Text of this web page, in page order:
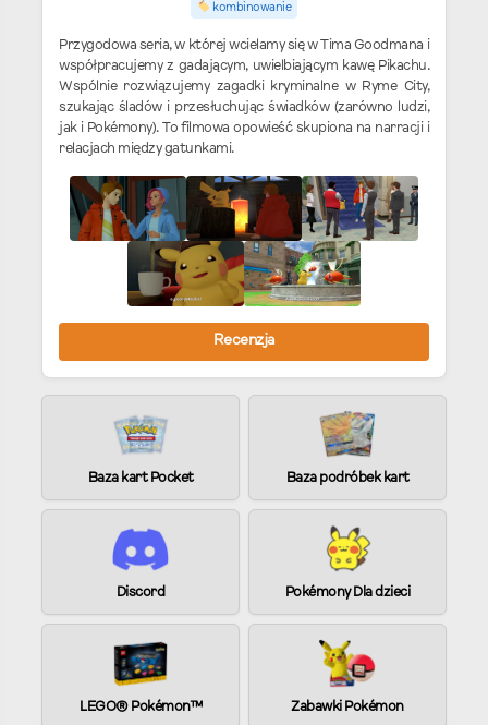
kombinowanie
Przygodowa seria, w której wcielamy się w Tima Goodmana i
współpracujemy z gadającym, uwielbiającym kawę Pikachu.
Wspólnie rozwiązujemy zagadki kryminalne w Ryme City,
szukając śladów i przesłuchując świadków (zarówno ludzi,
jak i Pokémony). To filmowa opowieść skupiona na narracji i
relacjach między gatunkami.
Recenzja
Baza kart Pocket Baza podróbek kart
Discord Pokémony Dla dzieci
LEGO® Pokémon™ Zabawki Pokémon